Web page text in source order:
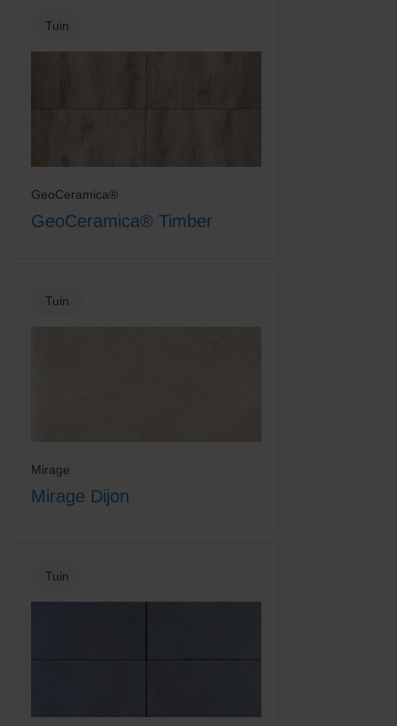
Tuin
GeoCeramica®
GeoCeramica® Timber
Tuin
Mirage
Mirage Dijon
Tuin